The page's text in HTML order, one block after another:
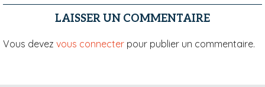
LAISSER UN COMMENTAIRE
Vous devez vous connecter pour publier un commentaire.